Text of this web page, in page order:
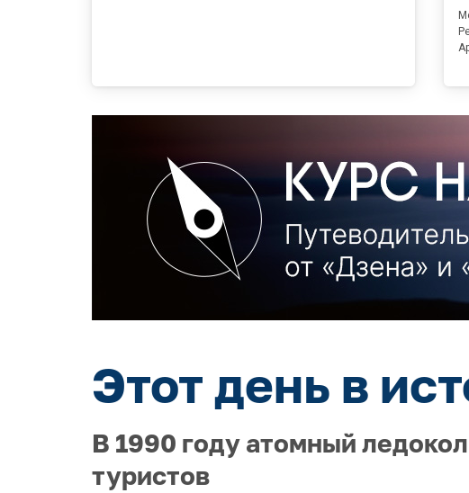
Этот день в
В 1990 году атомный
туристов